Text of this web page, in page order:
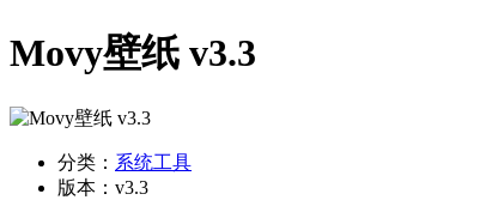
Movy壁纸 v3.3
分类： 系统工具
版本：v3.3